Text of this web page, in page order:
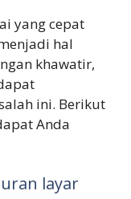
yang cepat
hal
khawatir,
ini. Berikut
Anda
layar